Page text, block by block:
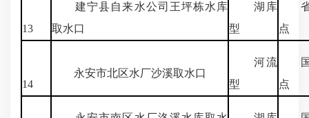
13
建宁县自来水公司王坪栋水库
取水口
湖库
型
省
点
14
永安市北区水厂沙溪取水口
河流
型
国
点